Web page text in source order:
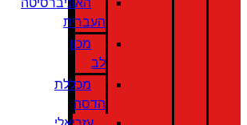
העברית
מכון
לב
מכללת
הדסה